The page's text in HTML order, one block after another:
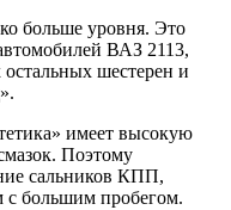
больше уровня. Это
ВАЗ 2113,
шестерен и
имеет высокую
Поэтому
сальников КПП,
с большим пробегом.